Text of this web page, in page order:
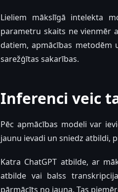
Lieliem mākslīgā intelekta
parametru skaits ne vienmēr
datiem, apmācības metodēm
sarežģītas sakarības.
Inferenci veic
Pēc apmācības modeli var
jaunu ievadi un sniedz atbildi,
Katra ChatGPT atbilde, ar
atbilde vai balss
pārmācīts no jauna. Tas